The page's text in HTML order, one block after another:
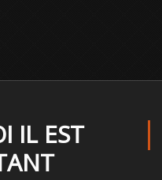
IL EST